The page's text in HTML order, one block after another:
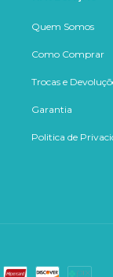
Quem Somos
Como Comprar
Trocas e
Garantia
Politica de